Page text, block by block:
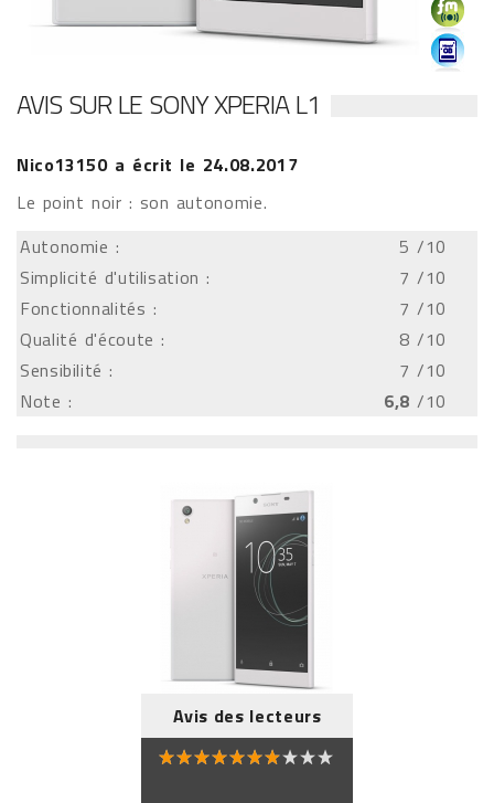
AVIS SUR LE SONY XPERIA L1
Nico13150 a écrit le 24.08.2017
Le point noir : son autonomie.
Autonomie :
5 /10
Simplicité d'utilisation :
7 /10
Fonctionnalités :
7 /10
Qualité d'écoute :
8 /10
Sensibilité :
7 /10
Note :
6,8 /10
Avis des lecteurs